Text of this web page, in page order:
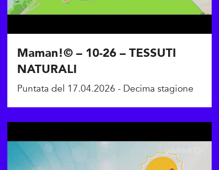
Maman!© – 10-26 – TESSUTI
NATURALI
Puntata del 17.04.2026 - Decima stagione